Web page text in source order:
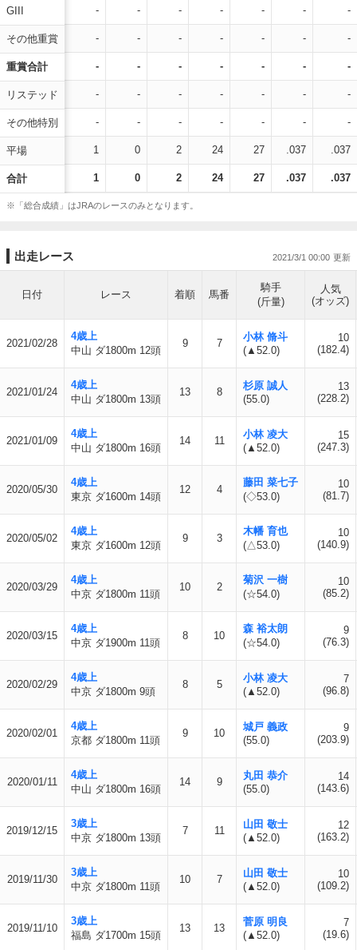
GIII
その他重賞
重賞合計
リステッド
その他特別
平場
合計
- - - - - - -
- - - - - - -
- - - - - - -
- - - - - - -
- - - - - - -
1 0 2 24 27 .037 .037
1 0 2 24 27 .037 .037
※「総合成績」はJRAのレースのみとなります。
出走レース 2021/3/1 00:00
日付 レース 着順 馬番
騎手
(斤量)
人気
(オッズ)
2021/02/28
4歳上
中山 ダ1800m 12頭
9 7
小林 脩斗
(▲52.0)
10
(182.4)
2021/01/24
4歳上
中山 ダ1800m 13頭
13 8
杉原 誠人
(55.0)
13
(228.2)
2021/01/09
4歳上
中山 ダ1800m 16頭
14 11
小林 凌大
(▲52.0)
15
(247.3)
2020/05/30
4歳上
東京 ダ1600m 14頭
12 4
藤田 菜七子
(◇53.0)
10
(81.7)
2020/05/02
4歳上
東京 ダ1600m 12頭
9 3
木幡 育也
(△53.0)
10
(140.9)
2020/03/29
4歳上
中京 ダ1800m 11頭
10 2
菊沢 一樹
(☆54.0)
10
(85.2)
2020/03/15
4歳上
中京 ダ1900m 11頭
8 10
森 裕太朗
(☆54.0)
9
(76.3)
2020/02/29
4歳上
中京 ダ1800m 9頭
8 5
小林 凌大
(▲52.0)
7
(96.8)
2020/02/01
4歳上
京都 ダ1800m 11頭
9 10
城戸 義政
(55.0)
9
(203.9)
2020/01/11
4歳上
中山 ダ1800m 16頭
14 9
丸田 恭介
(55.0)
14
(143.6)
2019/12/15
3歳上
中京 ダ1800m 13頭
7 11
山田 敬士
(▲52.0)
12
(163.2)
2019/11/30
3歳上
中京 ダ1800m 11頭
10 7
山田 敬士
(▲52.0)
10
(109.2)
2019/11/10
3歳上
福島 ダ1700m 15頭
13 13
菅原 明良
(▲52.0)
7
(19.6)